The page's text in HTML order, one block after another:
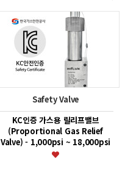
Safety Valve
KC인증 가스용 릴리프밸브
(Proportional Gas Relief
Valve) - 1,000psi ~ 18,000psi